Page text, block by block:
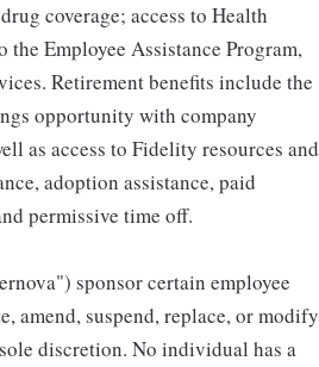
coverage; access to Health
the Employee Assistance Program,
Retirement benefits include the
opportunity with company
as access to Fidelity resources and
adoption assistance, paid
permissive time off.
sponsor certain employee
amend, suspend, replace, or modify
discretion. No individual has a